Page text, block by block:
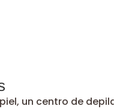
un centro de